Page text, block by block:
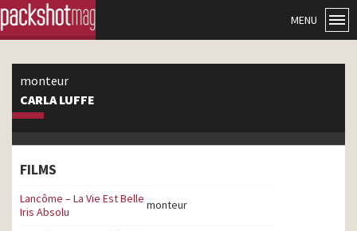
MENU
monteur
CARLA LUFFE
FILMS
Lancôme – La Vie Est Belle
Iris Absolu
monteur